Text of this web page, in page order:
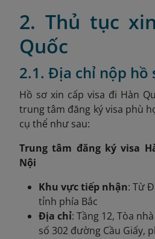
2. Thủ tục
Quốc
2.1. Địa chỉ nộp hồ
Hồ sơ xin cấp visa đi Hàn
trung tâm đăng ký visa phù
cụ thể như sau:
Trung tâm đăng ký visa
Nội
Khu vực tiếp nhận: Từ
tỉnh phía Bắc
Địa chỉ: Tầng 12, Tòa
số 302 đường Cầu Giấy,